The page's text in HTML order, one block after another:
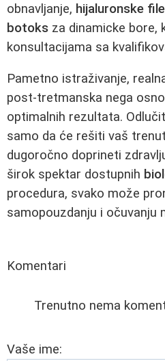
obnavljanje, hijaluronske
botoks za dinamicke bore,
konsultacijama sa
Pametno istraživanje,
post-tretmanska nega
optimalnih rezultata.
samo da će rešiti vaš
dugoročno doprineti
širok spektar dostupnih
procedura, svako može
samopouzdanju i očuvanju
Komentari
Trenutno nema
Vaše ime: